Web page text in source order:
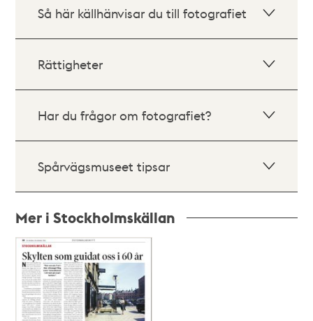
Så här källhänvisar du till fotografiet
Rättigheter
Har du frågor om fotografiet?
Spårvägsmuseet tipsar
Mer i Stockholmskällan
Relaterade
poster
och
teman